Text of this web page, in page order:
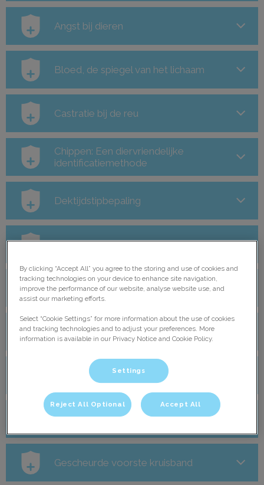
Angst bij dieren
Bloed, de spiegel van het lichaam
Castratie bij de reu
Chippen: Een diervriendelijke
identificatiemethode
Dektijdstipbepaling
Diarree
Drachtige teef
Epilepsie
Euthanasie
Gebitsverzorging
Gescheurde voorste kruisband
By clicking “Accept All” you agree to the storing and use of cookies and
tracking technologies on your device to enhance site navigation,
improve the performance of our website, analyse website use, and
assist our marketing efforts.
Select “Cookie Settings” for more information about the use of cookies
and tracking technologies and to adjust your preferences. More
information is available in our Privacy Notice and Cookie Policy.
Settings
Reject All Optional Accept All